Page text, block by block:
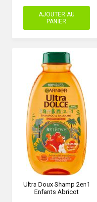
AJOUTER AU
PANIER
Ultra Doux Shamp 2en1
Enfants Abricot